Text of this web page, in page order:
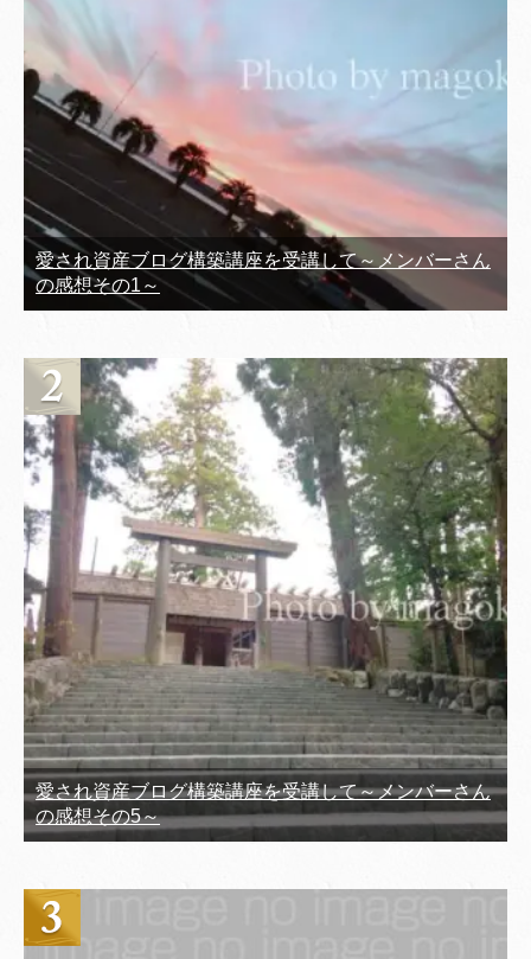
愛され資産ブログ構築講座を受講して～メンバーさん
の感想その1～
愛され資産ブログ構築講座を受講して～メンバーさん
の感想その5～